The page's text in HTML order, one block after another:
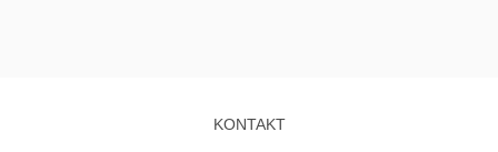
KONTAKT